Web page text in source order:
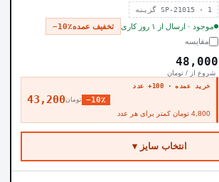
SP-21015 · 1 گزینه
موجود · ارسال از ۱ روز کاری تخفیف عمده−10٪
مقایسه
48,000
شروع از / تومان
خرید عمده · 100+ عدد
43,200تومان −10٪
4,800 تومان کمتر برای هر عدد
انتخاب سایز ▾